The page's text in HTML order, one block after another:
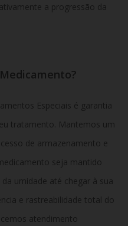
a progressão da
Especiais é garantia
tratamento. Mantemos um
de armazenamento e
seja mantido
umidade até chegar à sua
e rastreabilidade total do
atendimento